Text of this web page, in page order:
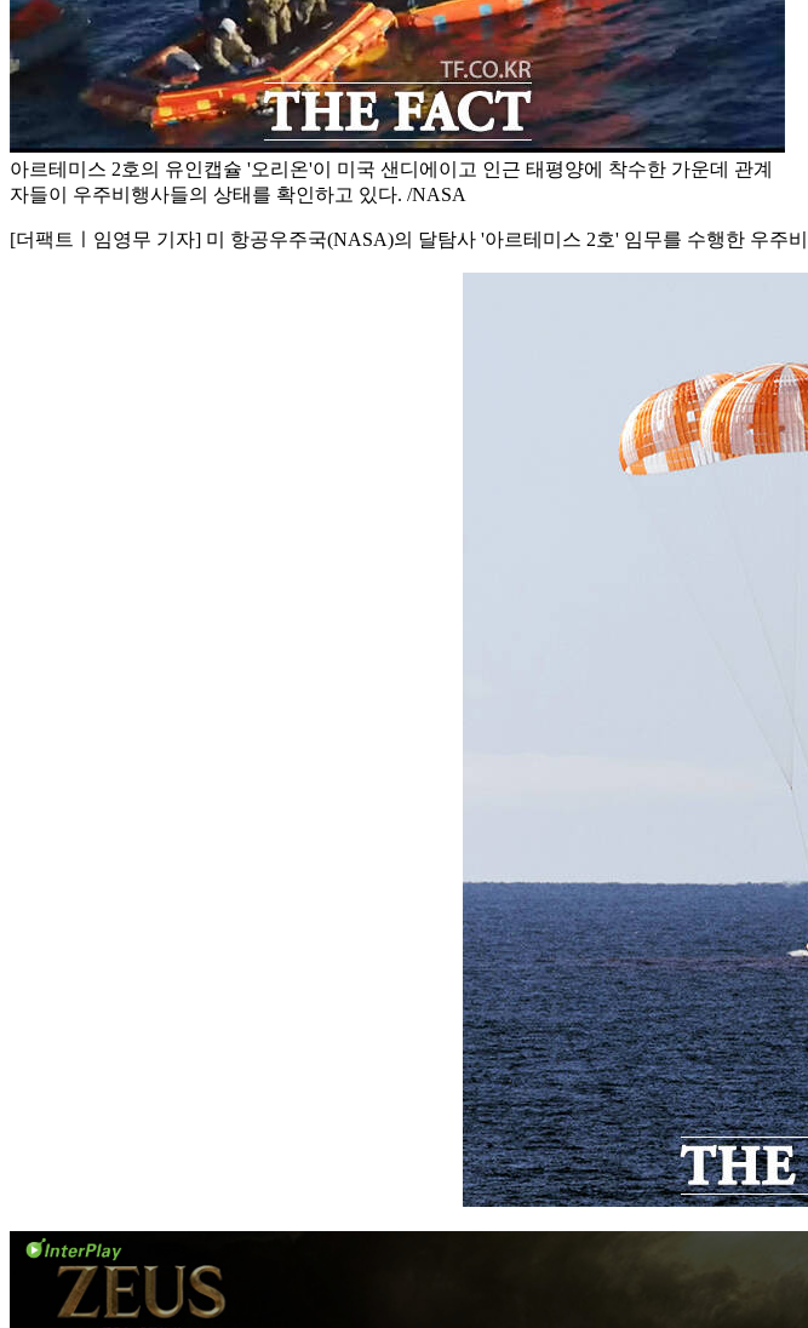
아르테미스 2호의 유인캡슐 '오리온'이 미국 샌디에이고 인근 태평양에 착수한 가운데 관계
자들이 우주비행사들의 상태를 확인하고 있다. /NASA
[더팩트ㅣ임영무 기자] 미 항공우주국(NASA)의 달탐사 '아르테미스 2호' 임무를 수행한 우주